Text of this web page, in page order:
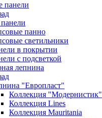
панели
панно
светильники
в покрытии
с подсветкой
лепнина
"Европласт"
Коллекция "Модернистик"
Коллекция Lines
Коллекция Mauritania